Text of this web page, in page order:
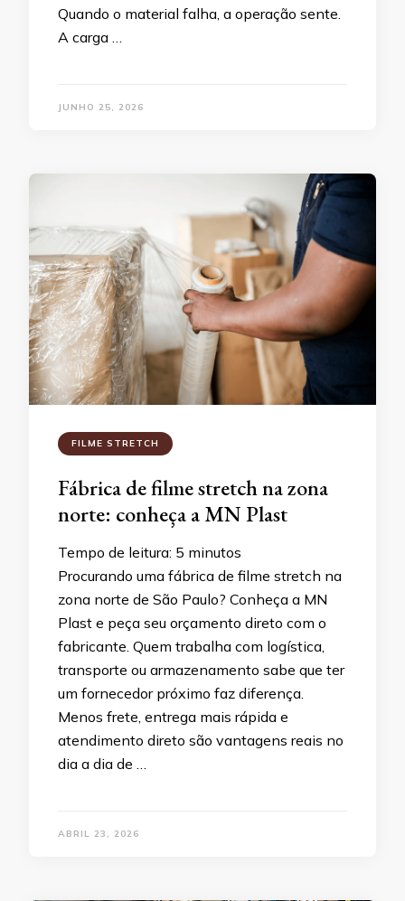
Quando o material falha, a operação sente.
A carga …
JUNHO 25, 2026
FILME STRETCH
Fábrica de filme stretch na zona
norte: conheça a MN Plast
Tempo de leitura: 5 minutos
Procurando uma fábrica de filme stretch na
zona norte de São Paulo? Conheça a MN
Plast e peça seu orçamento direto com o
fabricante. Quem trabalha com logística,
transporte ou armazenamento sabe que ter
um fornecedor próximo faz diferença.
Menos frete, entrega mais rápida e
atendimento direto são vantagens reais no
dia a dia de …
ABRIL 23, 2026